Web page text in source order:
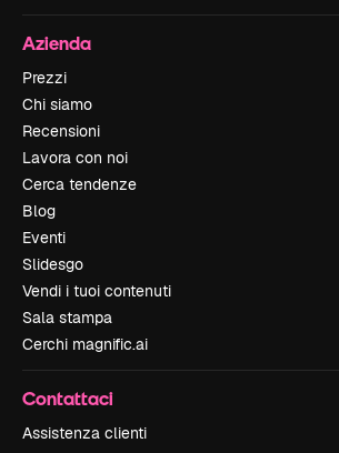
Azienda
Prezzi
Chi siamo
Recensioni
Lavora con noi
Cerca tendenze
Blog
Eventi
Slidesgo
Vendi i tuoi contenuti
Sala stampa
Cerchi magnific.ai
Contattaci
Assistenza clienti